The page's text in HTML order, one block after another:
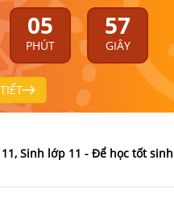
05
PHÚT
56
GIÂY
Sinh lớp 11 - Để học tốt sinh